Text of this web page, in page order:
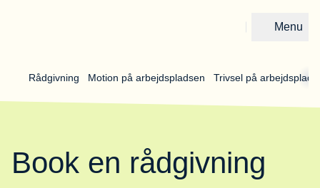
Menu
Rådgivning Motion på arbejdspladsen Trivsel på
Book en rådgivning